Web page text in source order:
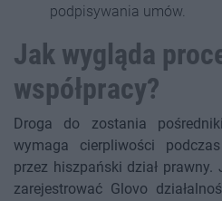
podpisywania umów.
Jak wygląda
współpracy?
Droga do zostania
wymaga cierpliwości
przez hiszpański dział
zarejestrować Glovo